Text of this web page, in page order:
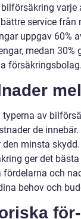
varje
service från
uppgav 60%
medan
försäkringsbolag.
typerna av
de
den minsta
ger det
fördelarna och
behov och